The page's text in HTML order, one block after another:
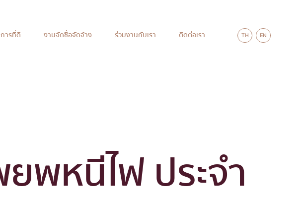
ารที่ดี งานจัดซื้อจัดจ้าง ร่วมงานกับเรา ติดต่อเรา TH EN
พหนีไฟ ประจำ